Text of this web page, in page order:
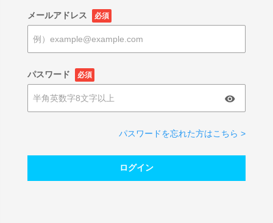
メールアドレス 必須
パスワード 必須
パスワードを忘れた方はこちら >
ログイン